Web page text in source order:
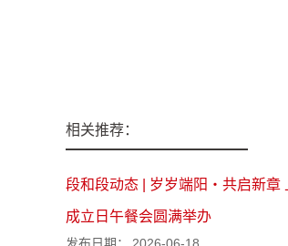
相关推荐：
段和段动态 | 岁岁端阳・共启新
成立日午餐会圆满举办